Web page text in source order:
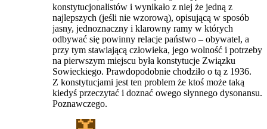
konstytucjonalistów i wynikało z niej że jedną z
najlepszych (jeśli nie wzorową), opisującą w sposób
jasny, jednoznaczny i klarowny ramy w których
odbywać się powinny relacje państwo – obywatel, a
przy tym stawiającą człowieka, jego wolność i potrzeby
na pierwszym miejscu była konstytucje Związku
Sowieckiego. Prawdopodobnie chodziło o tą z 1936.
Z konstytucjami jest ten problem że ktoś może taką
kiedyś przeczytać i doznać owego słynnego dysonansu.
Poznawczego.